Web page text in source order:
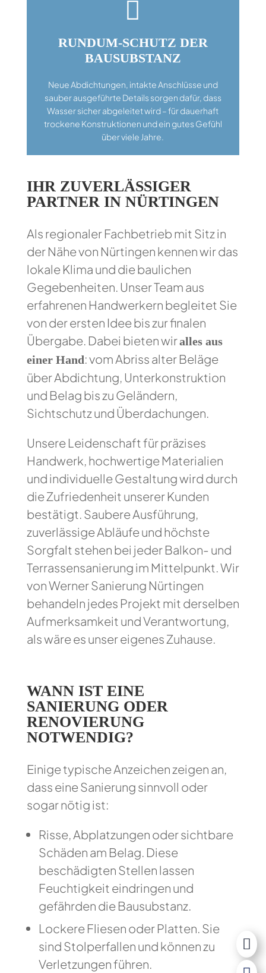

RUNDUM-SCHUTZ DER
BAUSUBSTANZ
Neue Abdichtungen, intakte Anschlüsse und
sauber ausgeführte Details sorgen dafür, dass
Wasser sicher abgeleitet wird – für dauerhaft
trockene Konstruktionen und ein gutes Gefühl
über viele Jahre.
IHR ZUVERLÄSSIGER
PARTNER IN NÜRTINGEN
Als regionaler Fachbetrieb mit Sitz in
der Nähe von Nürtingen kennen wir das
lokale Klima und die baulichen
Gegebenheiten. Unser Team aus
erfahrenen Handwerkern begleitet Sie
von der ersten Idee bis zur finalen
Übergabe. Dabei bieten wiralles aus
einer Hand: vom Abriss alter Beläge
über Abdichtung, Unterkonstruktion
und Belag bis zu Geländern,
Sichtschutz und Überdachungen.
Unsere Leidenschaft für präzises
Handwerk, hochwertige Materialien
und individuelle Gestaltung wird durch
die Zufriedenheit unserer Kunden
bestätigt. Saubere Ausführung,
zuverlässige Abläufe und höchste
Sorgfalt stehen bei jeder Balkon- und
Terrassensanierung im Mittelpunkt. Wir
von Werner Sanierung Nürtingen
behandeln jedes Projekt mit derselben
Aufmerksamkeit und Verantwortung,
als wäre es unser eigenes Zuhause.
WANN IST EINE
SANIERUNG ODER
RENOVIERUNG
NOTWENDIG?
Einige typische Anzeichen zeigen an,
dass eine Sanierung sinnvoll oder
sogar nötig ist:
Risse, Abplatzungen oder sichtbare
Schäden am Belag. Diese
beschädigten Stellen lassen
Feuchtigkeit eindringen und
gefährden die Bausubstanz.
Lockere Fliesen oder Platten. Sie
sind Stolperfallen und können zu
Verletzungen führen.
